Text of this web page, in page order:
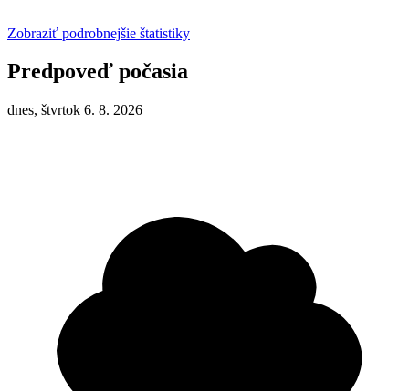
Zobraziť podrobnejšie štatistiky
Predpoveď počasia
dnes, štvrtok 6. 8. 2026